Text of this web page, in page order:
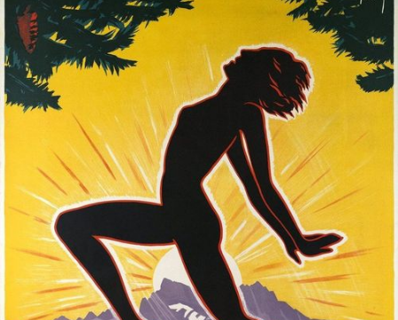
In Farben tanzen
Ausstellung ab 23.04.2026 | Fondation SAPA,
Avenue Villamont 4, 1005 Lausanne
Allen, die glauben, dass alles durch
den Geist erreicht werden könne,
möchte ich sagen: Was immer wir
glauben – solange wir auf dieser